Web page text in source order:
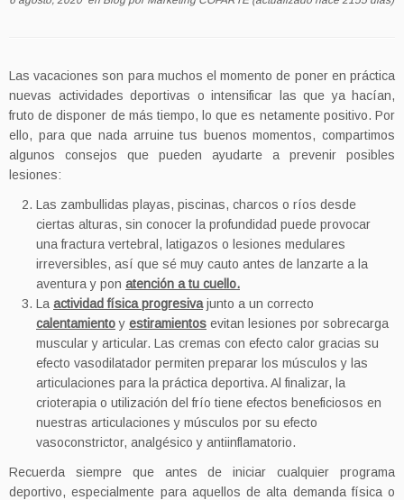
Las vacaciones son para muchos el momento de poner en práctica
nuevas actividades deportivas o intensificar las que ya hacían,
fruto de disponer de más tiempo, lo que es netamente positivo. Por
ello, para que nada arruine tus buenos momentos, compartimos
algunos consejos que pueden ayudarte a prevenir posibles
lesiones:
Las zambullidas playas, piscinas, charcos o ríos desde
ciertas alturas, sin conocer la profundidad puede provocar
una fractura vertebral, latigazos o lesiones medulares
irreversibles, así que sé muy cauto antes de lanzarte a la
aventura y pon atención a tu cuello.
La actividad física progresivajunto a un correcto
calentamientoy estiramientos evitan lesiones por sobrecarga
muscular y articular. Las cremas con efecto calor gracias su
efecto vasodilatador permiten preparar los músculos y las
articulaciones para la práctica deportiva. Al finalizar, la
crioterapia o utilización del frío tiene efectos beneficiosos en
nuestras articulaciones y músculos por su efecto
vasoconstrictor, analgésico y antiinflamatorio.
Recuerda siempre que antes de iniciar cualquier programa
deportivo, especialmente para aquellos de alta demanda física o